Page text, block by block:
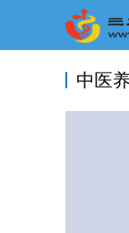
中医